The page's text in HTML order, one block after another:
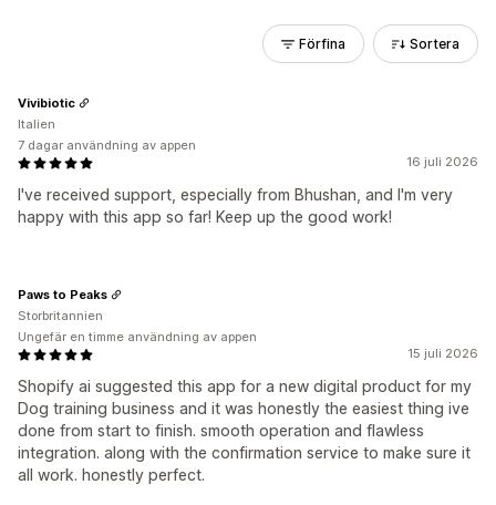
Förfina Sortera
16 juli 2026
I've received support, especially from Bhushan, and I'm very
happy with this app so far! Keep up the good work!
Vivibiotic
Italien
7 dagar användning av appen
15 juli 2026
Shopify ai suggested this app for a new digital product for my
Dog training business and it was honestly the easiest thing ive
done from start to finish. smooth operation and flawless
integration. along with the confirmation service to make sure it
all work. honestly perfect.
Paws to Peaks
Storbritannien
Ungefär en timme användning av appen